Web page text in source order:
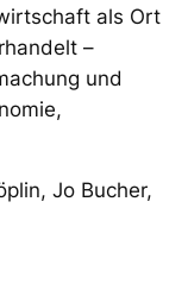
als Ort
–
und
Jo Bucher,